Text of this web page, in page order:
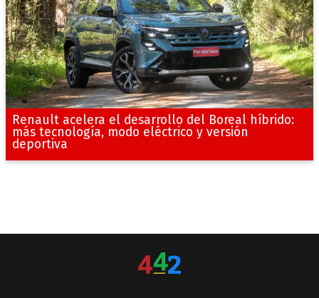
Renault acelera el desarrollo del Boreal híbrido:
más tecnología, modo eléctrico y versión
deportiva